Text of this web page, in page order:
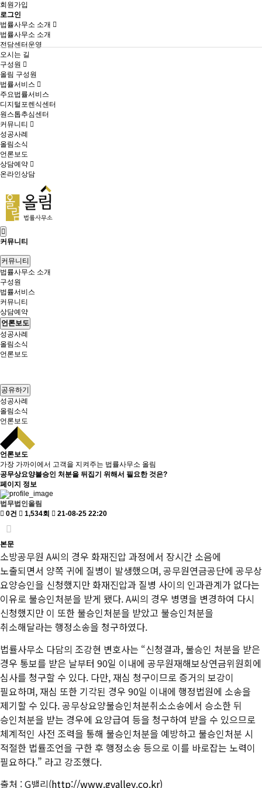
회원가입
로그인
법률사무소 소개
법률사무소 소개
전담센터운영
오시는 길
구성원
올림 구성원
법률서비스
주요법률서비스
디지털포렌식센터
원스톱추심센터
커뮤니티
성공사례
올림소식
언론보도
상담예약
온라인상담
커뮤니티
커뮤니티
법률사무소 소개
구성원
법률서비스
커뮤니티
상담예약
언론보도
성공사례
올림소식
언론보도
공유하기
성공사례
올림소식
언론보도
언론보도
가장 가까이에서 고객을 지켜주는 법률사무소 올림
공무상요양불승인 처분을 뒤집기 위해서 필요한 것은?
페이지 정보
법무법인올림
0건
1,534회 21-08-25 22:20
본문
소방공무원 A씨의 경우 화재진압 과정에서 장시간 소음에
노출되면서 양쪽 귀에 질병이 발생했으며, 공무원연금공단에 공무상
요양승인을 신청했지만 화재진압과 질병 사이의 인과관계가 없다는
이유로 불승인처분을 받게 됐다. A씨의 경우 병명을 변경하여 다시
신청했지만 이 또한 불승인처분을 받았고 불승인처분을
취소해달라는 행정소송을 청구하였다.
법률사무소 다담의 조강현 변호사는 “신청결과, 불승인 처분을 받은
경우 통보를 받은 날부터 90일 이내에 공무원재해보상연금위원회에
심사를 청구할 수 있다. 다만, 재심 청구이므로 증거의 보강이
필요하며, 재심 또한 기각된 경우 90일 이내에 행정법원에 소송을
제기할 수 있다. 공무상요양불승인처분취소소송에서 승소한 뒤
승인처분을 받는 경우에 요양급여 등을 청구하여 받을 수 있으므로
체계적인 사전 조력을 통해 불승인처분을 예방하고 불승인처분 시
적절한 법률조언을 구한 후 행정소송 등으로 이를 바로잡는 노력이
필요하다.” 라고 강조했다.
출처 : G밸리(http://www.gvalley.co.kr)